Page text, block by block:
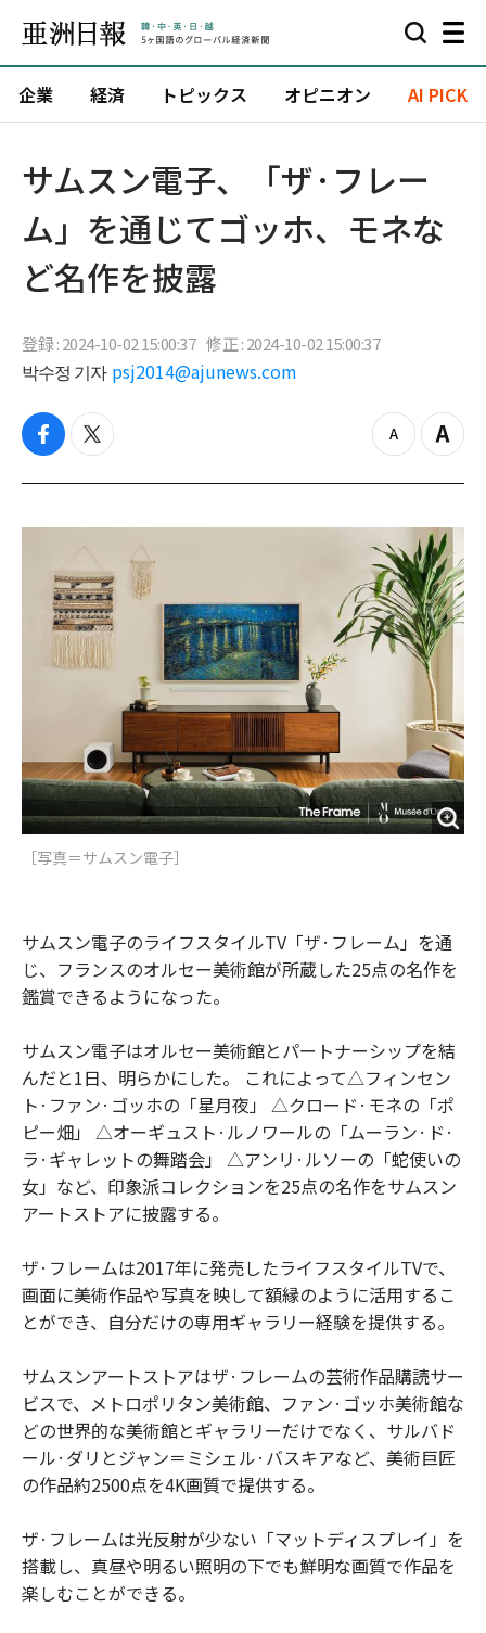
企業 経済 トピックス オピニオン AI PICK
サムスン電子、「ザ·フレー
ム」を通じてゴッホ、モネな
ど名作を披露
登録 : 2024-10-02 15:00:37 修正 : 2024-10-02 15:00:37
박수정 기자 psj2014@ajunews.com
f
c
b
t
i
t
r
z
o
o
u
t
Z
o
i
n
［写真＝サムスン電子］
サムスン電子のライフスタイルTV「ザ·フレーム」を通
じ、フランスのオルセー美術館が所蔵した25点の名作を
鑑賞できるようになった。
サムスン電子はオルセー美術館とパートナーシップを結
んだと1日、明らかにした。 これによって△フィンセン
ト·ファン·ゴッホの「星月夜」 △クロード·モネの「ポ
ピー畑」 △オーギュスト·ルノワールの「ムーラン·ド·
ラ·ギャレットの舞踏会」 △アンリ·ルソーの「蛇使いの
女」など、印象派コレクションを25点の名作をサムスン
アートストアに披露する。
ザ·フレームは2017年に発売したライフスタイルTVで、
画面に美術作品や写真を映して額縁のように活用するこ
とができ、自分だけの専用ギャラリー経験を提供する。
サムスンアートストアはザ·フレームの芸術作品購読サー
ビスで、メトロポリタン美術館、ファン·ゴッホ美術館な
どの世界的な美術館とギャラリーだけでなく、サルバド
ール·ダリとジャン＝ミシェル·バスキアなど、美術巨匠
の作品約2500点を4K画質で提供する。
ザ·フレームは光反射が少ない「マットディスプレイ」を
搭載し、真昼や明るい照明の下でも鮮明な画質で作品を
楽しむことができる。